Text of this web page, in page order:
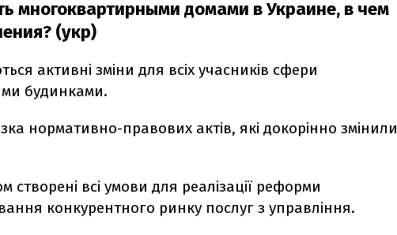
многоквартирными домами в Украине, в чем
(укр)
активні зміни для всіх учасників сфери
будинками.
нормативно-правових актів, які докорінно змінили
всі умови для реалізації реформи
конкурентного ринку послуг з управління.